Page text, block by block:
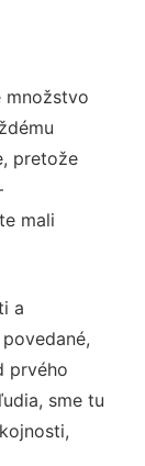
množstvo
pretože
mali
a
prvého
sme tu